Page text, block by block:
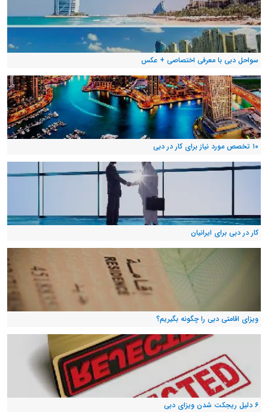
سواحل دبی با معرفی اختصاصی + عکس
۱۰ تخصص مورد نیاز برای کار در دبی
کار در دبی برای ایرانیان
ویزای اقامتی دبی را چگونه بگیریم؟
۶ دلیل ریجکت شدن ویزای دبی